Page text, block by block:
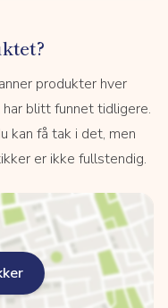
produkter hver
blitt funnet tidligere.
kan få tak i det, men
er ikke fullstendig.